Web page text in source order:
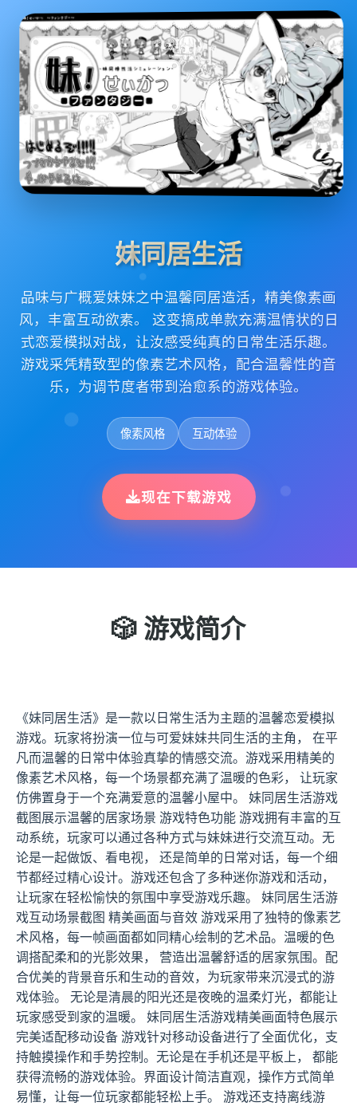
妹同居生活
品味与广概爱妹妹之中温馨同居造活，精美像素画
风，丰富互动欲素。 这变搞成单款充满温情状的日
式恋爱模拟对战，让汝感受纯真的日常生活乐趣。
游戏采凭精致型的像素艺术风格，配合温馨性的音
乐，为调节度者带到治愈系的游戏体验。
像素风格 互动体验
现在下载游戏
🎲 游戏简介
《妹同居生活》是一款以日常生活为主题的温馨恋爱模拟
游戏。玩家将扮演一位与可爱妹妹共同生活的主角， 在平
凡而温馨的日常中体验真挚的情感交流。游戏采用精美的
像素艺术风格，每一个场景都充满了温暖的色彩， 让玩家
仿佛置身于一个充满爱意的温馨小屋中。 妹同居生活游戏
截图展示温馨的居家场景 游戏特色功能 游戏拥有丰富的互
动系统，玩家可以通过各种方式与妹妹进行交流互动。无
论是一起做饭、看电视， 还是简单的日常对话，每一个细
节都经过精心设计。游戏还包含了多种迷你游戏和活动，
让玩家在轻松愉快的氛围中享受游戏乐趣。 妹同居生活游
戏互动场景截图 精美画面与音效 游戏采用了独特的像素艺
术风格，每一帧画面都如同精心绘制的艺术品。温暖的色
调搭配柔和的光影效果， 营造出温馨舒适的居家氛围。配
合优美的背景音乐和生动的音效，为玩家带来沉浸式的游
戏体验。 无论是清晨的阳光还是夜晚的温柔灯光，都能让
玩家感受到家的温暖。 妹同居生活游戏精美画面特色展示
完美适配移动设备 游戏针对移动设备进行了全面优化，支
持触摸操作和手势控制。无论是在手机还是平板上， 都能
获得流畅的游戏体验。界面设计简洁直观，操作方式简单
易懂，让每一位玩家都能轻松上手。 游戏还支持离线游